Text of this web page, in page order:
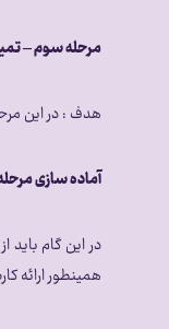
مرحله سوم –
هدف : در این
آماده سازی
در این گام
همینطور ارائه